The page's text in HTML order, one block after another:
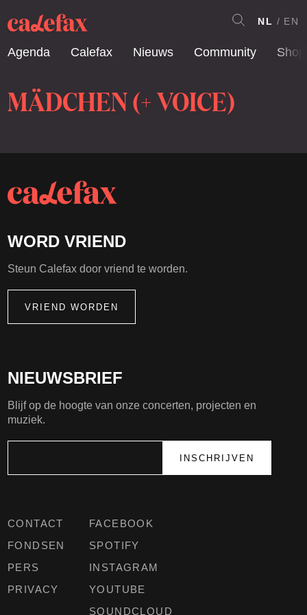
Agenda Calefax Nieuws Community Shop
NL EN
MÄDCHEN (+ VOICE)
CONTACT
FONDSEN
PERS
PRIVACY
FACEBOOK
SPOTIFY
INSTAGRAM
YOUTUBE
SOUNDCLOUD
NIEUWSBRIEF
Blijf op de hoogte van onze concerten, projecten en
muziek.
WORD VRIEND
Steun Calefax door vriend te worden.
VRIEND WORDEN